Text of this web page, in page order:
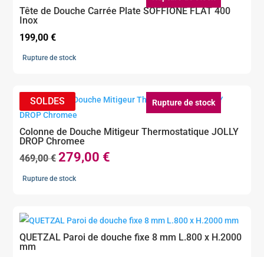
Tête de Douche Carrée Plate SOFFIONE FLAT 400
Inox
199,00€
Rupture de stock
Rupture de stock
Colonne de Douche Mitigeur Thermostatique JOLLY
DROP Chromee
469,00€Le
469,00 €.
279,00 €
279,00 €.
Rupture de stock
QUETZAL Paroi de douche fixe 8 mm L.800 x H.2000
mm